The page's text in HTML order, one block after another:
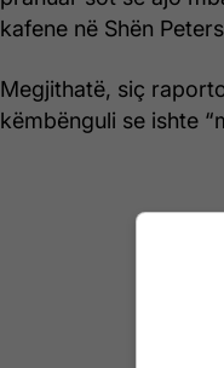
kafene në Shën
Megjithatë, siç
këmbënguli se ishte